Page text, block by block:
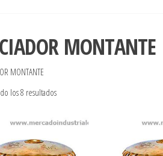
MONTANTE
MONTANTE
los 8 resultadosOrdenado
precio:
a